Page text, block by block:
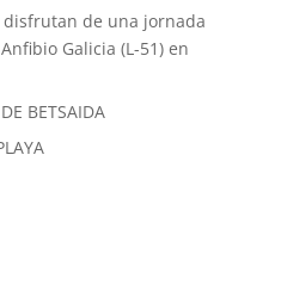
disfrutan de una jornada
Galicia (L-51) en
BETSAIDA